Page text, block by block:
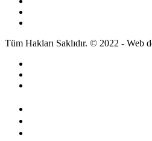
Tüm Hakları Saklıdır. © 2022 - Web